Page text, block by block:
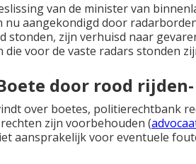
van de minister van
nu aangekondigd door
stonden, zijn verhuisd naar
voor de vaste radars stonden
door rood
over boetes, politierechtbank
zijn voorbehouden (
aansprakelijk voor eventuele